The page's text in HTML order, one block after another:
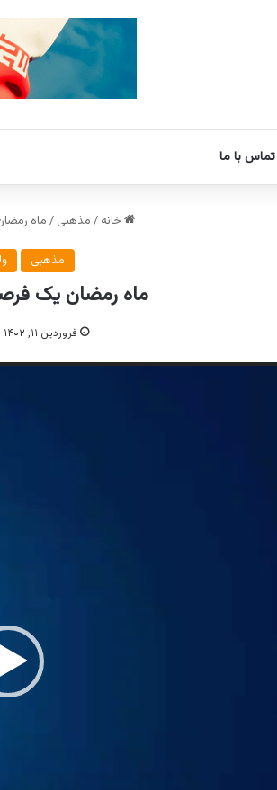
تماس با ما
خانه / مذهبی / ماه
مذهبی
ماه رمضان یک
فروردین ۱۱, ۱۴۰۲